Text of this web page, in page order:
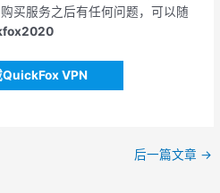
买服务之后有任何问题，可以随
QuickFox VPN
后一篇文章 →